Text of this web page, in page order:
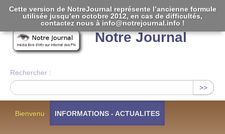
Notre Journal
Rechercher :
>>
Bienvenu INFORMATIONS - ACTUALITES
Cette version de NotreJournal représente l’ancienne formule
utilisée jusqu’en octobre 2012, en cas de difficultés,
contactez nous à info@notrejournal.info !